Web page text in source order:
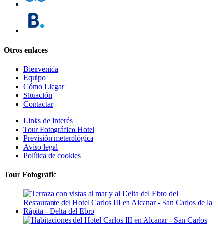
Otros enlaces
Bienvenida
Equipo
Cómo Llegar
Situación
Contactar
Links de Interés
Tour Fotográfico Hotel
Previsión meterológica
Aviso legal
Política de cookies
Tour Fotogràfic